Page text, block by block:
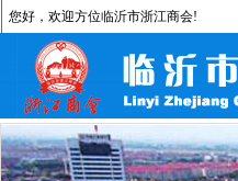
您好，欢迎方位临沂市浙江商会!